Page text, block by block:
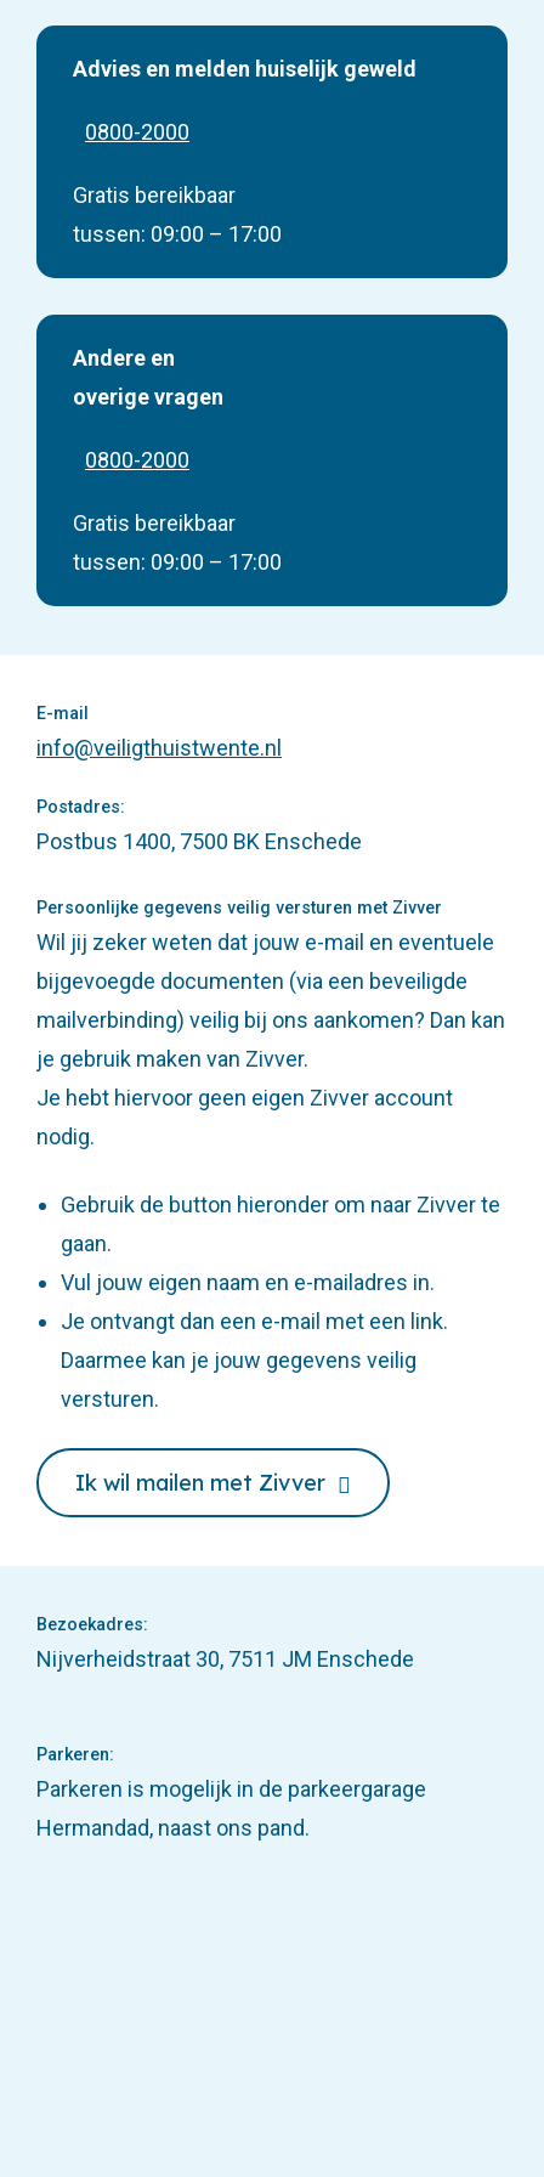
Advies en melden huiselijk geweld
0800-2000
Gratis bereikbaar
tussen: 09:00 – 17:00
Andere en
overige vragen
0800-2000
Gratis bereikbaar
tussen: 09:00 – 17:00
E-mail
info@veiligthuistwente.nl
Postadres:
Postbus 1400, 7500 BK Enschede
Persoonlijke gegevens veilig versturen met Zivver
Wil jij zeker weten dat jouw e-mail en eventuele
bijgevoegde documenten (via een beveiligde
mailverbinding) veilig bij ons aankomen? Dan kan
je gebruik maken van Zivver.
Je hebt hiervoor geen eigen Zivver account
nodig.
Gebruik de button hieronder om naar Zivver te
gaan.
Vul jouw eigen naam en e-mailadres in.
Je ontvangt dan een e-mail met een link.
Daarmee kan je jouw gegevens veilig
versturen.
Ik wil mailen met Zivver
Bezoekadres:
Nijverheidstraat 30, 7511 JM Enschede
Parkeren:
Parkeren is mogelijk in de parkeergarage
Hermandad, naast ons pand.